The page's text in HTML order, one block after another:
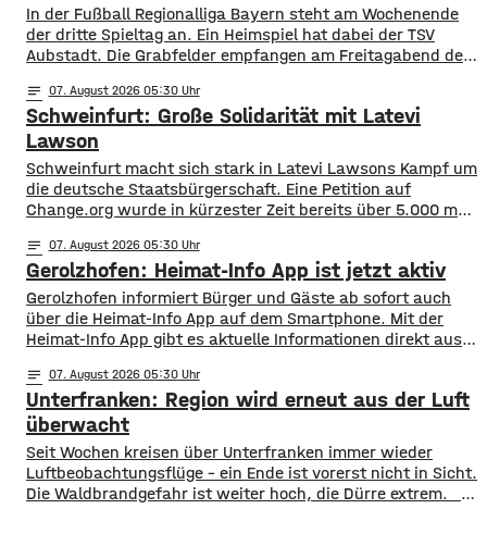
In der Fußball Regionalliga Bayern steht am Wochenende
der dritte Spieltag an. Ein Heimspiel hat dabei der TSV
Aubstadt. Die Grabfelder empfangen am Freitagabend den
Siegen aus zwei Spielen aktuell an der Tabellenspitze
stehen, hat Aubstadt erst ein Ligaspiel absolviert, dieses
aber gegen Schweinfurt gewonnen. Anpfiff ist
notes 07. August 2026 05:30
Schweinfurt: Große Solidarität mit Latevi
Lawson
Schweinfurt macht sich stark in Latevi Lawsons Kampf um
die deutsche Staatsbürgerschaft. Eine Petition auf
Change.org wurde in kürzester Zeit bereits über 5.000 mal
seit vielen Jahren in Schweinfurt. Seit über acht Jahren
betreibt er ein Restaurant, bietet Kochkurse an und
organisiert Caterings. Dennoch droht ihm gemeinsam
notes 07. August 2026 05:30
Gerolzhofen: Heimat-Info App ist jetzt aktiv
Gerolzhofen informiert Bürger und Gäste ab sofort auch
über die Heimat-Info App auf dem Smartphone. Mit der
Heimat-Info App gibt es aktuelle Informationen direkt aus
und Kultur und einen Veranstaltungskalender. Sie
informiert auch über Vereine, Straßensperrungen oder
aktuell zum Beispiel den Marktplatzumbau. Auf der
Plattform Heimat-Info sind
notes 07. August 2026 05:30
Unterfranken: Region wird erneut aus der Luft
überwacht
​​Seit Wochen kreisen über Unterfranken immer wieder
Luftbeobachtungsflüge – ein Ende ist vorerst nicht in Sicht.
Die Waldbrandgefahr ist weiter hoch, die Dürre extrem. ​